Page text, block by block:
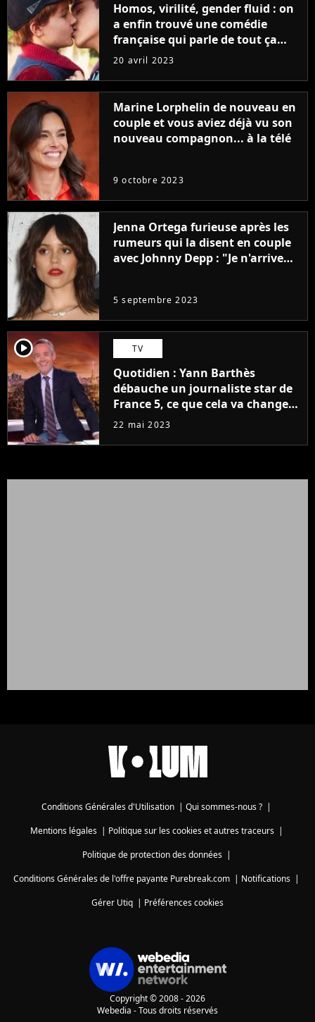
Homos, virilité, gender fluid : on
a enfin trouvé une comédie
française qui parle de tout ça
sans être super ringarde
20 avril 2023
Marine Lorphelin de nouveau en
couple et vous aviez déjà vu son
nouveau compagnon... à la télé
9 octobre 2023
Jenna Ortega furieuse après les
rumeurs qui la disent en couple
avec Johnny Depp : "Je n'arrive
5 septembre 2023
player2 TV
Quotidien : Yann Barthès
débauche un journaliste star de
France 5, ce que cela va changer
à la rentrée
22 mai 2023
Conditions Générales d'Utilisation | Qui sommes-nous ? |
Mentions légales| Politique sur les cookies et autres traceurs|
Politique de protection des données|
Conditions Générales de l'offre payante Purebreak.com | Notifications |
Gérer Utiq | Préférences cookies
Copyright © 2008 - 2026
Webedia - Tous droits réservés